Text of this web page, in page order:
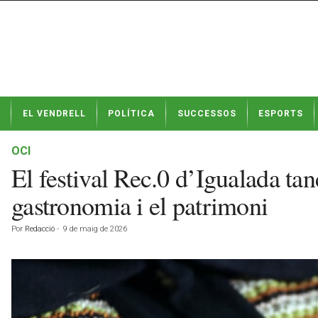
t
EL VENDRELL POLÍTICA SUCCESSOS ESPORTS
OCI
El festival Rec.0 d’Igualada
gastronomia i el patrimoni
Por Redacció - 9 de maig de 2026